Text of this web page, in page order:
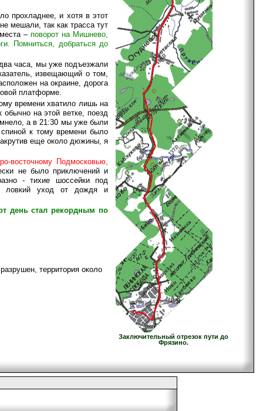
Заключительный отрезок пути до
Фрязино.
прохладнее, и хотя в этот
мешали, так как трасса тут
– поворот на Мишнево,
Помниться, добраться до
часа, мы уже подъезжали
извещающий о том,
на окраине, дорога
платформе.
времени хватило лишь на
на этой ветке, поезд
а в 21:30 мы уже были
к тому времени было
еще около дюжины, я
восточному Подмосковью,
не было приключений и
- тихие шоссейки под
ловкий уход от дождя и
день стал рекордным по
территория около